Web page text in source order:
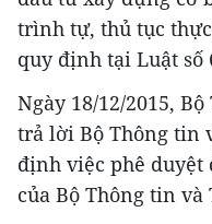
trình tự, thủ tục
quy định tại Luật số
Ngày 18/12/2015,
trả lời Bộ Thông tin
định việc phê duyệt
của Bộ Thông tin